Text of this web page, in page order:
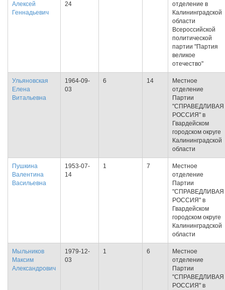
Алексей
Геннадьевич
24
отделение в
Калининградской
области
Всероссийской
политической
партии "Партия
великое
отечество"
Ульяновская
Елена
Витальевна
1964-09-
03
6 14
Местное
отделение
Партии
"СПРАВЕДЛИВАЯ
РОССИЯ" в
Гвардейском
городском округе
Калининградской
области
Пушкина
Валентина
Васильевна
1953-07-
14
1 7
Местное
отделение
Партии
"СПРАВЕДЛИВАЯ
РОССИЯ" в
Гвардейском
городском округе
Калининградской
области
Мыльников
Максим
Александрович
1979-12-
03
1 6
Местное
отделение
Партии
"СПРАВЕДЛИВАЯ
РОССИЯ" в